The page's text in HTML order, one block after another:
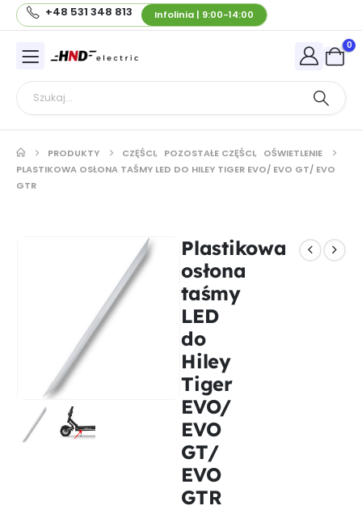
+48 531 348 813 Infolinia | 9:00-14:00
0
PRODUKTY CZĘŚCI, POZOSTAŁE CZĘŚCI, OŚWIETLENIE
PLASTIKOWA OSŁONA TAŚMY LED DO HILEY TIGER EVO/ EVO GT/ EVO
GTR
Plastikowa
osłona
taśmy
LED
do
Hiley
Tiger
EVO/
EVO
GT/
EVO
GTR